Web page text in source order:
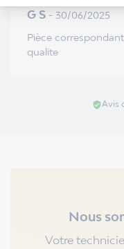
G S - 30/06/2025
Pièce
qualite
verified_userAvis
Nous
Votre